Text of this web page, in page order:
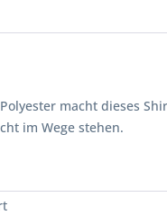
macht dieses
im Wege stehen.